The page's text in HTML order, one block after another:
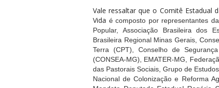
Vale ressaltar que o Comitê Estadual
Vida é composto por representantes
Popular, Associação Brasileira dos
Brasileira Regional Minas Gerais,
Terra (CPT), Conselho de
(CONSEA-MG), EMATER-MG,
das Pastorais Sociais, Grupo de
Nacional de Colonização e Reforma